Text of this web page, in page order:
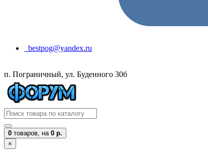
bestpog@yandex.ru
п. Пограничный, ул. Буденного 30б
0 товаров, на 0 р.
×